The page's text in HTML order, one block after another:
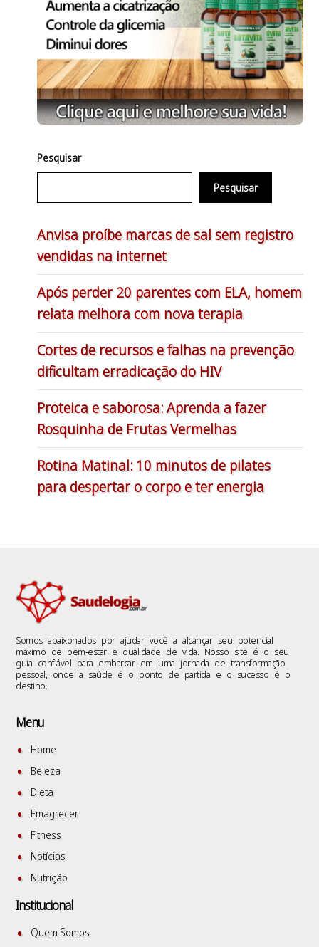
Pesquisar
Pesquisar
Anvisa proíbe marcas de sal sem registro
vendidas na internet
Após perder 20 parentes com ELA, homem
relata melhora com nova terapia
Cortes de recursos e falhas na prevenção
dificultam erradicação do HIV
Proteica e saborosa: Aprenda a fazer
Rosquinha de Frutas Vermelhas
Rotina Matinal: 10 minutos de pilates
para despertar o corpo e ter energia
Somos apaixonados por ajudar você a alcançar seu potencial
máximo de bem-estar e qualidade de vida. Nosso site é o seu
guia confiável para embarcar em uma jornada de transformação
pessoal, onde a saúde é o ponto de partida e o sucesso é o
destino.
Menu
Home
Beleza
Dieta
Emagrecer
Fitness
Notícias
Nutrição
Institucional
Quem Somos